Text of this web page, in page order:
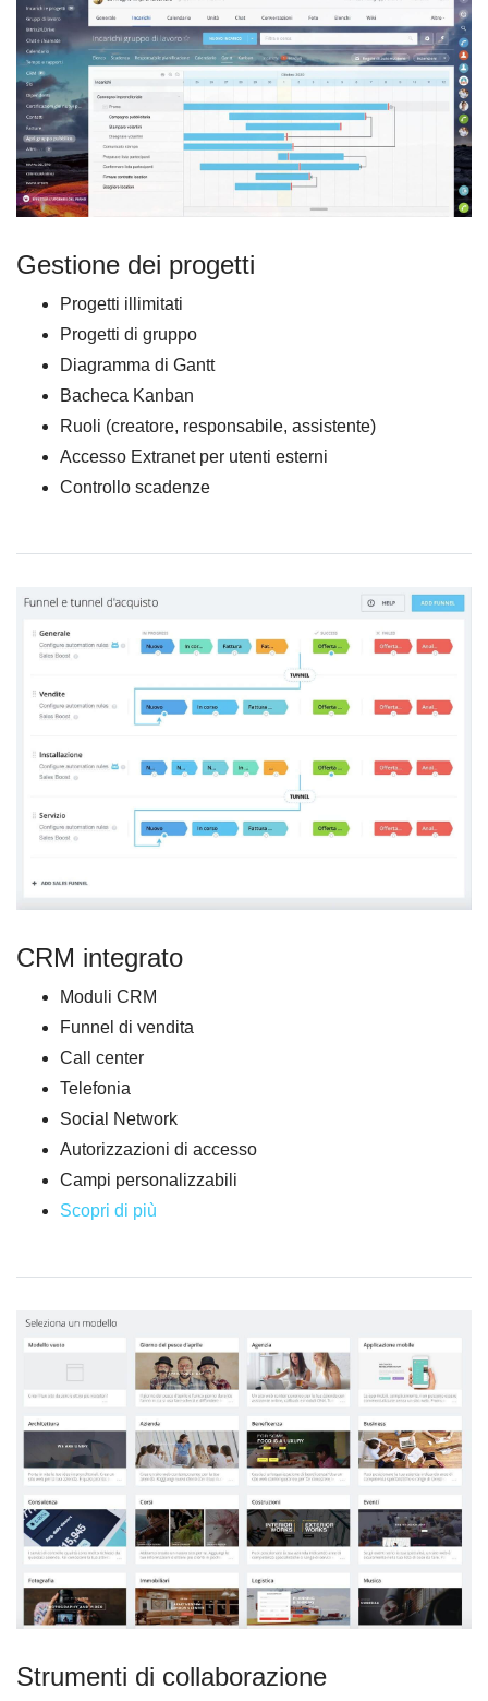
Gestione dei progetti
Progetti illimitati
Progetti di gruppo
Diagramma di Gantt
Bacheca Kanban
Ruoli (creatore, responsabile, assistente)
Accesso Extranet per utenti esterni
Controllo scadenze
CRM integrato
Moduli CRM
Funnel di vendita
Call center
Telefonia
Social Network
Autorizzazioni di accesso
Campi personalizzabili
Scopri di più
Strumenti di collaborazione